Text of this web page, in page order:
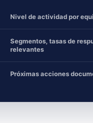
Nivel de actividad por
Segmentos, tasas de
relevantes
Próximas acciones